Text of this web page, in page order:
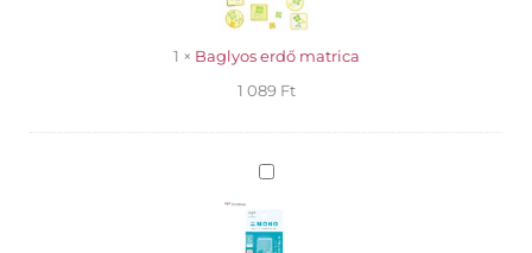
1 × Baglyos erdő matrica
1 089 Ft
Tombow
pocket
hibajavító